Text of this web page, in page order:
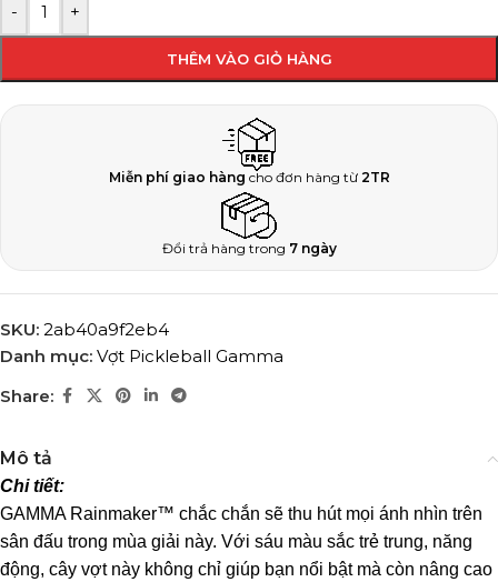
- +
THÊM VÀO GIỎ HÀNG
Miễn phí giao hàng cho đơn hàng từ 2TR
Đổi trả hàng trong 7 ngày
SKU: 2ab40a9f2eb4
Danh mục: Vợt Pickleball Gamma
Share:
Mô tả
Chi tiết:
GAMMA Rainmaker™ chắc chắn sẽ thu hút mọi ánh nhìn trên
sân đấu trong mùa giải này. Với sáu màu sắc trẻ trung, năng
động, cây vợt này không chỉ giúp bạn nổi bật mà còn nâng cao